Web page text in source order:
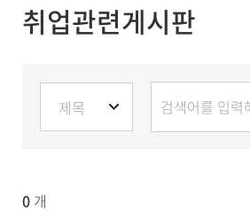
현재 페이지
등록하
취업관련게시판
0 개